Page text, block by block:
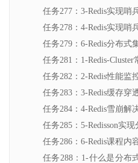
任务277：3-Redis实现哨
任务278：4-Redis实现哨
任务279：6-Redis分布式
任务281：1-Redis-
任务282：2-Redis性能监
任务283：3-Redis缓存穿
任务284：4-Redis雪崩解
任务285：5-Redisson实
任务286：6-Redis课程内
任务288：1-什么是分布